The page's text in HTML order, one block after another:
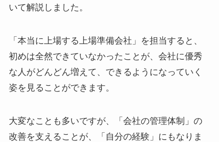
いて解説しました。
「本当に上場する上場準備会社」を担当すると、
初めは全然できていなかったことが、会社に優秀
な人がどんどん増えて、できるようになっていく
姿を見ることができます。
大変なことも多いですが、「会社の管理体制」の
改善を支えることが、「自分の経験」にもなりま